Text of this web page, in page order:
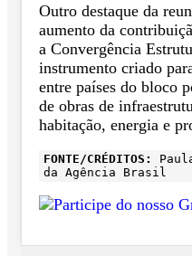
Outro destaque da
aumento da
a Convergência
instrumento criado
entre países do bloco
de obras de
habitação, energia e
FONTE/CRÉDITOS:
da Agência Brasil